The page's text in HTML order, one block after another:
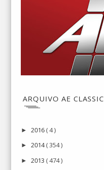
ARQUIVO AE CLASSIC
► 2016 ( 4 )
► 2014( 354 )
► 2013 ( 474 )